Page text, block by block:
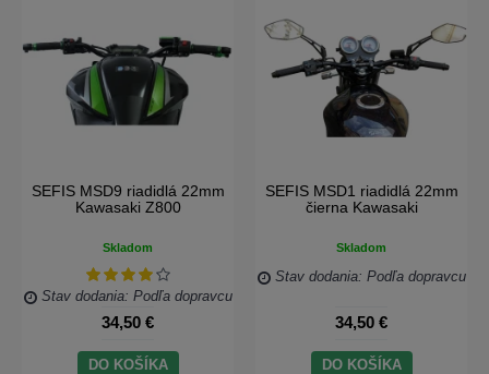
SEFIS MSD9 riadidlá 22mm
Kawasaki Z800
Skladom
Stav dodania: Podľa dopravcu
34,50 €
DO KOŠÍKA
SEFIS MSD1 riadidlá 22mm
čierna Kawasaki
Skladom
Stav dodania: Podľa dopravcu
34,50 €
DO KOŠÍKA